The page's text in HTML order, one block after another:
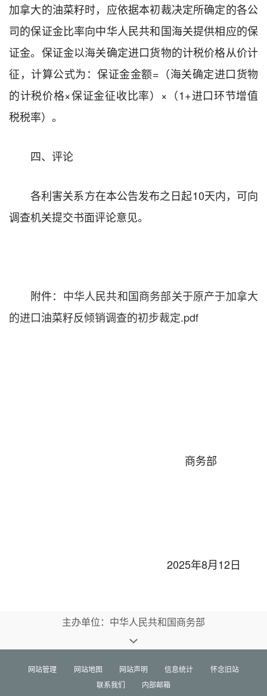
加拿大的油菜籽时，应依据本初裁决定所确定的各公
司的保证金比率向中华人民共和国海关提供相应的保
证金。保证金以海关确定进口货物的计税价格从价计
征，计算公式为：保证金金额=（海关确定进口货物
的计税价格×保证金征收比率）×（1+进口环节增值
税税率）。
四、评论
各利害关系方在本公告发布之日起10天内，可向
调查机关提交书面评论意见。
附件： 中华人民共和国商务部关于原产于加拿大
的进口油菜籽反倾销调查的初步裁定.pdf
商务部
2025年8月12日
主办单位：中华人民共和国商务部
网站管理 网站地图 网站声明 信息统计
怀念旧站
联系我们
内部邮箱